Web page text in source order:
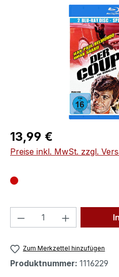
Bildergalerie überspringen
Regulärer Preis:
13,99 €
Preise inkl. MwSt. zzgl.
Produkt Anzahl:
Zum Merkzettel hinzufügen
Produktnummer: 1116229